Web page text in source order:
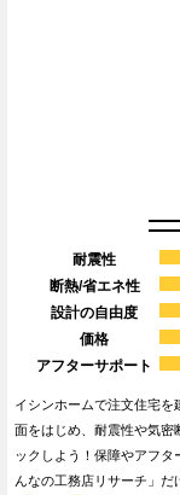
耐震性
断熱/省エネ性
設計の自由度
価格
アフターサポート
イシンホームで注文住宅
面をはじめ、耐震性や気密
ックしよう！保障やアフ
んなの工務店リサーチ」だ